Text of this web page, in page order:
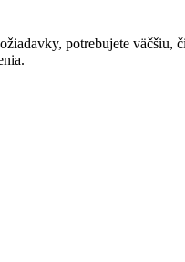
potrebujete väčšiu,